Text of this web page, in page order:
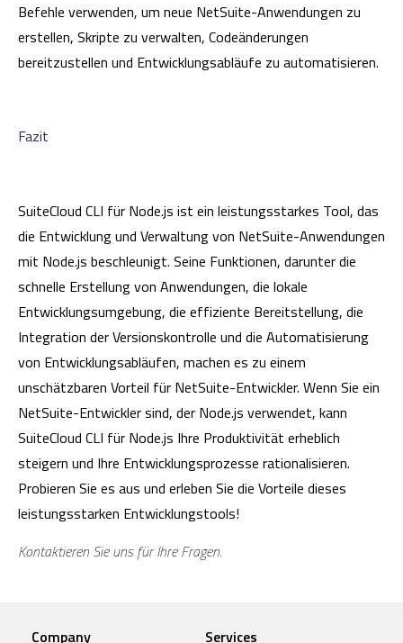
Befehle verwenden, um neue NetSuite-Anwendungen zu
erstellen, Skripte zu verwalten, Codeänderungen
bereitzustellen und Entwicklungsabläufe zu automatisieren.
Fazit
SuiteCloud CLI für Node.js ist ein leistungsstarkes Tool, das
die Entwicklung und Verwaltung von NetSuite-Anwendungen
mit Node.js beschleunigt. Seine Funktionen, darunter die
schnelle Erstellung von Anwendungen, die lokale
Entwicklungsumgebung, die effiziente Bereitstellung, die
Integration der Versionskontrolle und die Automatisierung
von Entwicklungsabläufen, machen es zu einem
unschätzbaren Vorteil für NetSuite-Entwickler. Wenn Sie ein
NetSuite-Entwickler sind, der Node.js verwendet, kann
SuiteCloud CLI für Node.js Ihre Produktivität erheblich
steigern und Ihre Entwicklungsprozesse rationalisieren.
Probieren Sie es aus und erleben Sie die Vorteile dieses
leistungsstarken Entwicklungstools!
Kontaktieren Sie uns für Ihre Fragen.
Company
Services